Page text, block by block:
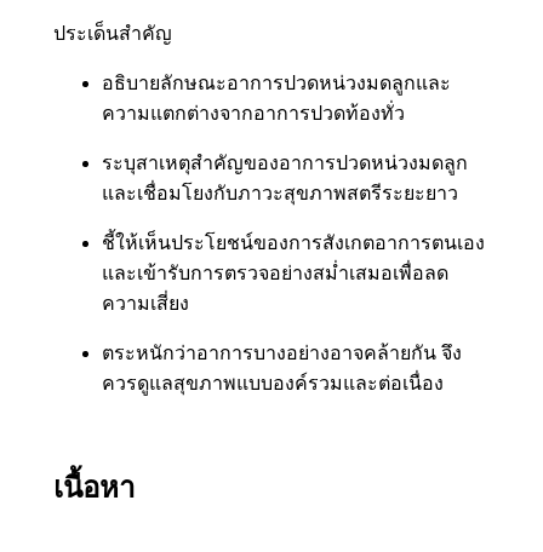
ประเด็นสำคัญ
อธิบายลักษณะอาการปวดหน่วงมดลูกและ
ความแตกต่างจากอาการปวดท้องทั่ว
ระบุสาเหตุสำคัญของอาการปวดหน่วงมดลูก
และเชื่อมโยงกับภาวะสุขภาพสตรีระยะยาว
ชี้ให้เห็นประโยชน์ของการสังเกตอาการตนเอง
และเข้ารับการตรวจอย่างสม่ำเสมอเพื่อลด
ความเสี่ยง
ตระหนักว่าอาการบางอย่างอาจคล้ายกัน จึง
ควรดูแลสุขภาพแบบองค์รวมและต่อเนื่อง
เนื้อหา